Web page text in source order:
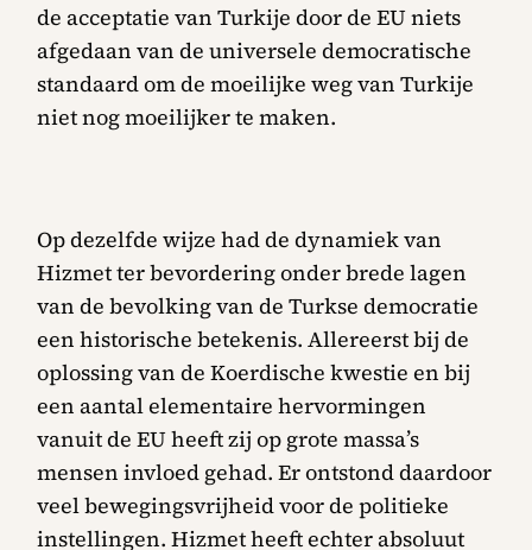
de acceptatie van Turkije door de EU niets
afgedaan van de universele democratische
standaard om de moeilijke weg van Turkije
niet nog moeilijker te maken.
Op dezelfde wijze had de dynamiek van
Hizmet ter bevordering onder brede lagen
van de bevolking van de Turkse democratie
een historische betekenis. Allereerst bij de
oplossing van de Koerdische kwestie en bij
een aantal elementaire hervormingen
vanuit de EU heeft zij op grote massa’s
mensen invloed gehad. Er ontstond daardoor
veel bewegingsvrijheid voor de politieke
instellingen. Hizmet heeft echter absoluut